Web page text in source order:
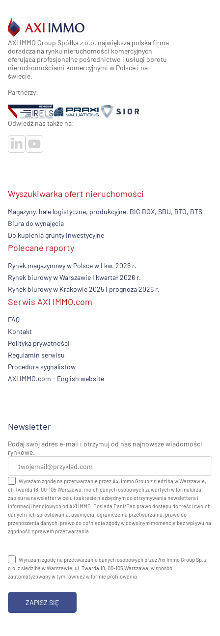
AXI IMMO Group Spółka z o.o. największa polska firma
doradcza na rynku nieruchomości komercyjnych
oferująca profesjonalne pośrednictwo i usługi obrotu
nieruchomościami komercyjnymi w Polsce i na
świecie.
Partnerzy:
Odwiedź nas także na:
Wyszukiwarka ofert nieruchomości
Magazyny, hale logistyczne, produkcyjne, BIG BOX, SBU, BTO, BTS
Biura do wynajęcia
Do kupienia grunty inwestycyjne
Polecane raporty
Rynek magazynowy w Polsce w I kw. 2026 r.
Rynek biurowy w Warszawie I kwartał 2026 r.
Rynek biurowy w Krakowie 2025 i prognoza 2026 r.
Serwis AXI IMMO.com
FAQ
Kontakt
Polityka prywatności
Regulamin serwisu
Procedura sygnalistów
AXI IMMO.com - English website
Newsletter
Podaj swój adres e-mail i otrzymuj od nas najnowsze wiadomości
rynkowe.
Wyrażam zgodę na przetwarzanie przez Axi Immo Group z siedzibą w Warszawie,
ul. Twarda 18, 00-105 Warszawa, moich danych osobowych zawartych w formularzu
zapisu na newsletter w celu i zakresie niezbędnym do otrzymywania newslettera i
informacji handlowych od AXI IMMO. Posiada Pani/Pan prawo dostępu do treści swoich
danych i ich sprostowania, usunięcia, ograniczenia przetwarzania, prawo do
przenoszenia danych, prawo do cofnięcia zgody w dowolnym momencie bez wpływu na
zgodność z prawem przetwarzania.
Wyrażam zgodę na przetwarzanie danych osobowych przez Axi Immo Group Sp. z
o.o. z siedzibą w Warszawie, ul. Twarda 18, 00-105 Warszawa, w sposób
zautomatyzowany w tym również w formie profilowania.